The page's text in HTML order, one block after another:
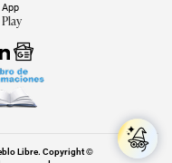
Libre. Copyright ©